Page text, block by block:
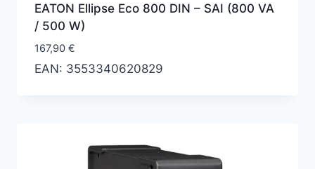
EATON Ellipse Eco 800 DIN – SAI (800 VA
/ 500 W)
167,90 €
EAN: 3553340620829